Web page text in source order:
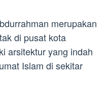
merupakan
di pusat kota
arsitektur yang indah
Islam di sekitar